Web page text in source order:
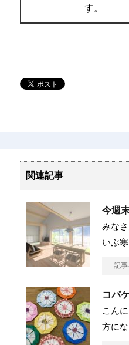
す。
関連記事
今週
みな
いぶ
記
コバ
こん
方に